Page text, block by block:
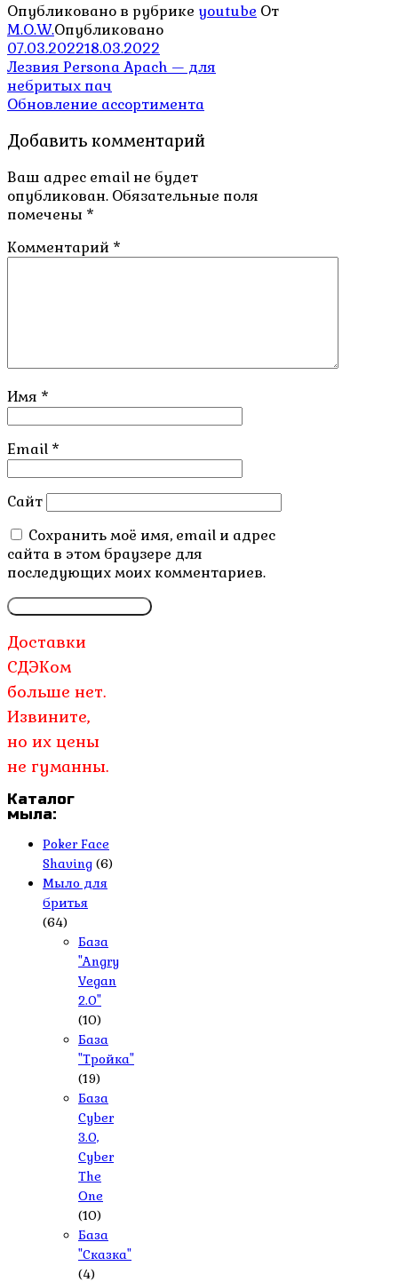
Опубликовано в рубрике youtube От
M.O.W.Опубликовано
07.03.202218.03.2022
Навигация
по
записям
Лезвия Persona Apach — для
небритых пач
Обновление ассортимента
Добавить комментарий
Ваш адрес email не будет
опубликован. Обязательные поля
помечены *
Комментарий *
Имя *
Email *
Сайт
Сохранить моё имя, email и адрес
сайта в этом браузере для
последующих моих комментариев.
Доставки
СДЭКом
больше нет.
Извините,
но их цены
не гуманны.
Каталог
мыла:
Poker Face
Shaving (6)
Мыло для
бритья
(64)
База
"Angry
Vegan
2.0"
(10)
База
"Тройка"
(19)
База
Cyber
3.0,
Cyber
The
One
(10)
База
"Сказка"
(4)